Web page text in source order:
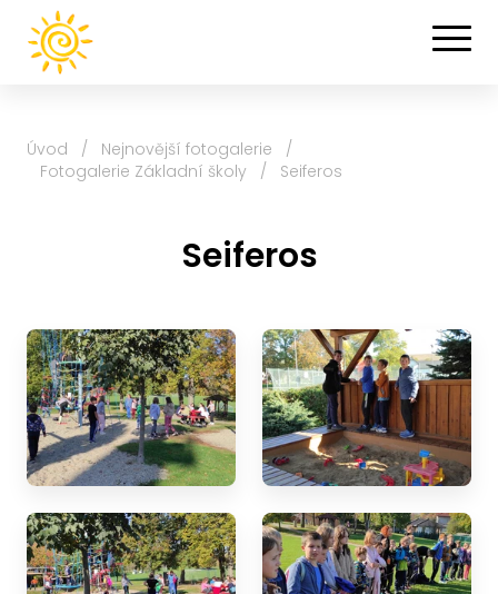
Úvod / Nejnovější fotogalerie
/
Fotogalerie Základní školy
/ Seiferos
Seiferos